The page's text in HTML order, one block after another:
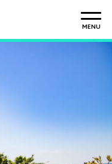
CLOSE
MENU